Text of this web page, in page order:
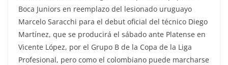
Boca Juniors en reemplazo del lesionado uruguayo
Marcelo Saracchi para el debut oficial del técnico Diego
Martínez, que se producirá el sábado ante Platense en
Vicente López, por el Grupo B de la Copa de la Liga
Profesional, pero como el colombiano puede marcharse